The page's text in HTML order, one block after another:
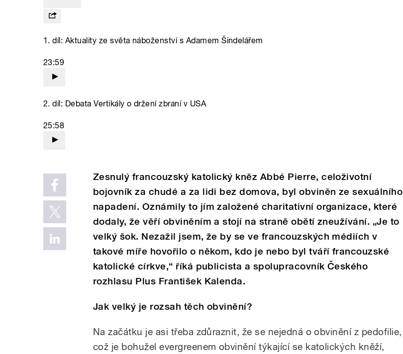
1. díl: Aktuality ze světa náboženství s Adamem Šindelářem
23:59
2. díl: Debata Vertikály o držení zbraní v USA
25:58
Zesnulý francouzský katolický kněz Abbé Pierre, celoživotní
bojovník za chudé a za lidi bez domova, byl obviněn ze sexuálního
napadení. Oznámily to jím založené charitativní organizace, které
dodaly, že věří obviněním a stojí na straně obětí zneužívání. „Je to
velký šok. Nezažil jsem, že by se ve francouzských médiích v
takové míře hovořilo o někom, kdo je nebo byl tváří francouzské
katolické církve,“ říká publicista a spolupracovník Českého
rozhlasu Plus František Kalenda.
Jak velký je rozsah těch obvinění?
Na začátku je asi třeba zdůraznit, že se nejedná o obvinění z pedofilie,
což je bohužel evergreenem obvinění týkající se katolických kněží,